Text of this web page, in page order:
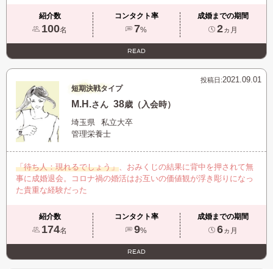
紹介数
100名
コンタクト率
7%
成婚までの期間
2ヵ月
READ
投稿日:2021.09.01
短期決戦タイプ
M.H.さん 38歳（入会時）
埼玉県
私立大卒
管理栄養士
「待ち人：現れるでしょう」 、おみくじの結果に背中を押されて無
事に成婚退会。コロナ禍の婚活はお互いの価値観が浮き彫りになっ
た貴重な経験だった
紹介数
174名
コンタクト率
9%
成婚までの期間
6ヵ月
READ